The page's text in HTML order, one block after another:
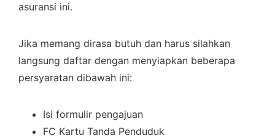
asuransi ini.
Jika memang dirasa butuh dan harus silahkan
langsung daftar dengan menyiapkan beberapa
persyaratan dibawah ini:
Isi formulir pengajuan
FC Kartu Tanda Penduduk